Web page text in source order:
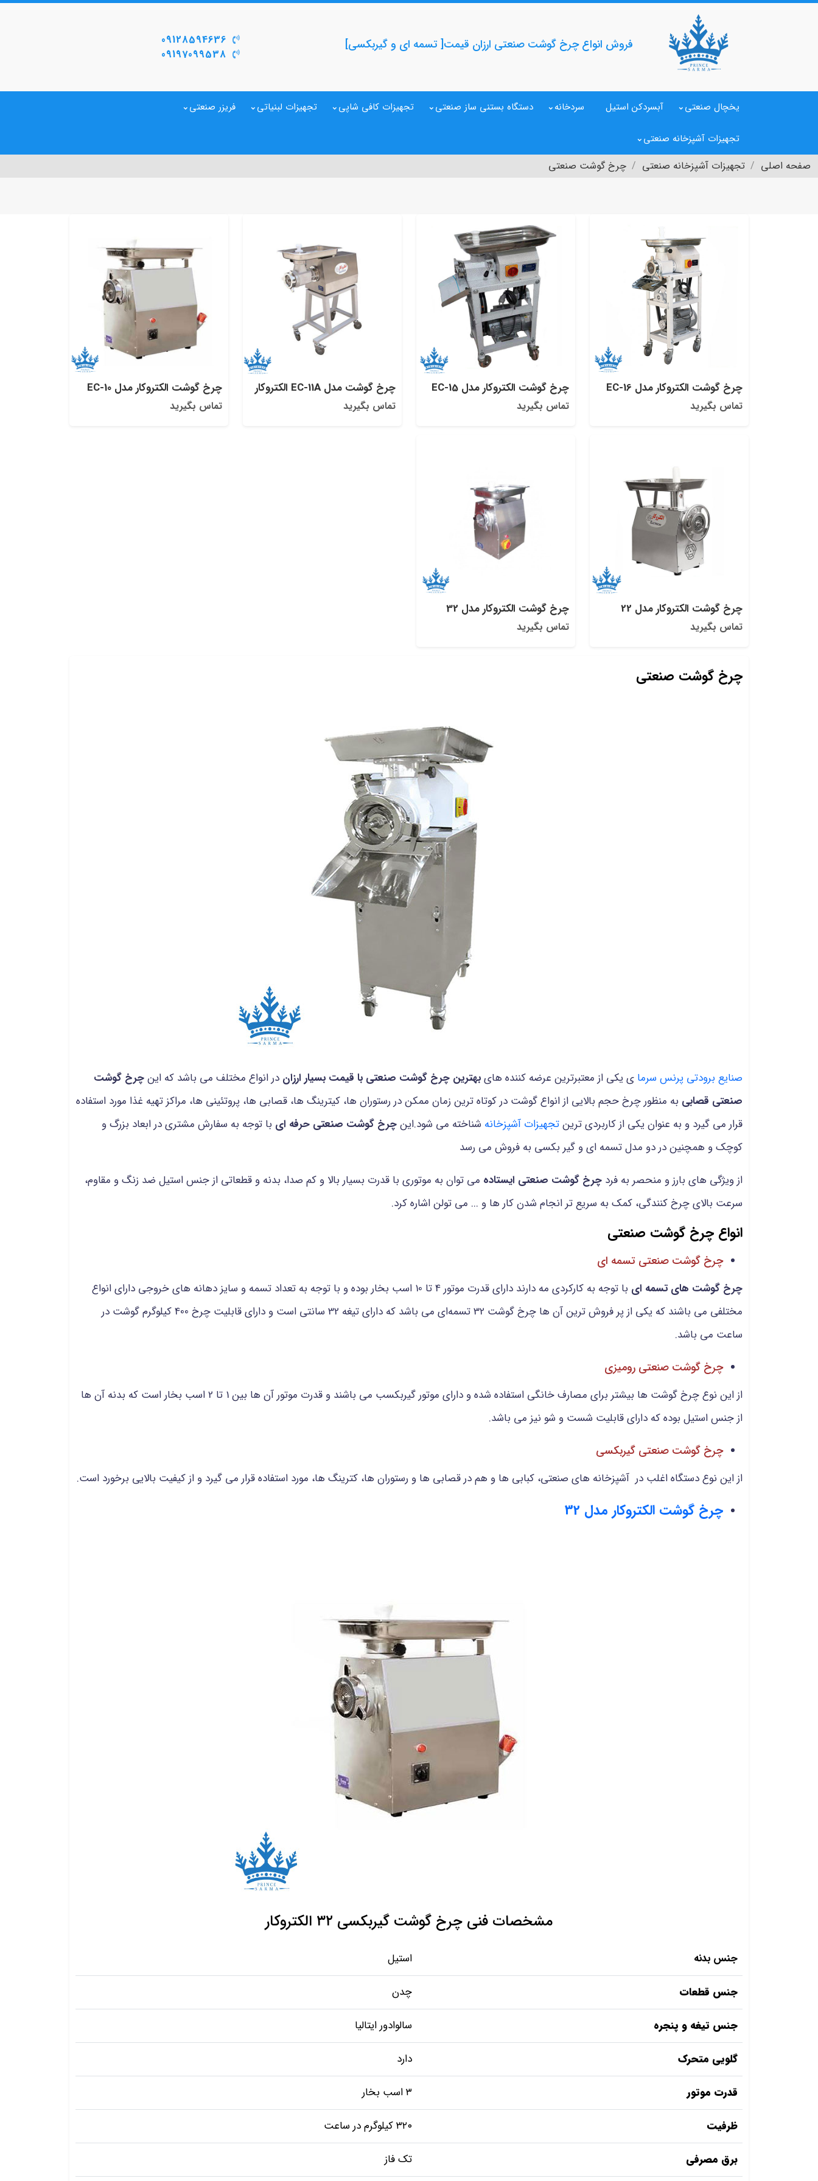
فروش انواع چرخ گوشت صنعتی ارزان قیمت[ تسمه ای و گیربکسی]
09128594636
09197099538
یخچال صنعتی آبسردکن استیل سردخانه دستگاه بستنی ساز صنعتی تجهیزات کافی شاپی تجهیزات لبنیاتی فریزر صنعتی
تجهیزات آشپزخانه صنعتی
صفحه اصلی تجهیزات آشپزخانه صنعتی چرخ گوشت صنعتی
چرخ گوشت الکتروکار مدل EC-16
تماس بگیرید
چرخ گوشت الکتروکار مدل EC-15
تماس بگیرید
چرخ گوشت مدل EC-11A الکتروکار
تماس بگیرید
چرخ گوشت الکتروکار مدل EC-10
تماس بگیرید
چرخ گوشت الکتروکار مدل 22
تماس بگیرید
چرخ گوشت الکتروکار مدل 32
تماس بگیرید
چرخ گوشت صنعتی
صنایع برودتی پرنس سرما ی یکی از معتبرترین عرضه کننده هایبهترین چرخ گوشت صنعتی با قیمت بسیار ارزان در انواع مختلف می باشد که اینچرخ گوشت
صنعتی قصابی به منظور چرخ حجم بالایی از انواع گوشت در کوتاه ترین زمان ممکن در رستوران ها، کیترینگ ها، قصابی ها، پروتئینی ها، مراکز تهیه غذا مورد استفاده
قرار می گیرد و به عنوان یکی از کاربردی ترینتجهیزات آشپزخانه شناخته می شود.اینچرخ گوشت صنعتی حرفه ای با توجه به سفارش مشتری در ابعاد بزرگ و
کوچک و همچنین در دو مدل تسمه ای و گیر بکسی به فروش می رسد
از ویژگی های بارز و منحصر به فرد چرخ گوشت صنعتی ایستاده می توان به موتوری با قدرت بسیار بالا و کم صدا، بدنه و قطعاتی از جنس استیل ضد زنگ و مقاوم،
سرعت بالای چرخ کنندگی، کمک به سریع تر انجام شدن کار ها و ... می تولن اشاره کرد.
انواع چرخ گوشت صنعتی
چرخ گوشت صنعتی تسمه ای
چرخ گوشت های تسمه ای
با توجه به کارکردی مه دارند دارای قدرت موتور 4 تا 10 اسب بخار بوده و با توجه به تعداد تسمه و سایز دهانه های خروجی دارای انواع
مختلفی می باشند که یکی از پر فروش ترین آن ها چرخ گوشت 32 تسمه‌ای می باشد که دارای تیغه 32 سانتی است و دارای قابلیت چرخ 400 کیلوگرم گوشت در
ساعت می باشد.
چرخ گوشت صنعتی رومیزی
از این نوع چرخ گوشت ها بیشتر برای مصارف خانگی استفاده شده و دارای موتور گیربکسب می باشند و قدرت موتور آن ها بین 1 تا 2 اسب بخار است که بدنه آن ها
از جنس استیل بوده که دارای قابلیت شست و شو نیز می باشد.
چرخ گوشت صنعتی گیربکسی
از این نوع دستگاه اغلب در آشپزخانه های صنعتی، کبابی ها و هم در قصابی ها و رستوران ها، کترینگ ها، مورد استفاده قرار می گیرد و از کیفیت بالایی برخورد است.
چرخ گوشت الکتروکار مدل 32
مشخصات فنی چرخ گوشت گیربکسی ۳۲ الکتروکار
جنس بدنه استیل
جنس قطعات چدن
جنس تیغه و پنجره سالوادور ایتالیا
گلویی متحرک دارد
قدرت موتور ۳ اسب بخار
ظرفیت ۳۲۰ کیلوگرم در ساعت
برق مصرفی تک فاز